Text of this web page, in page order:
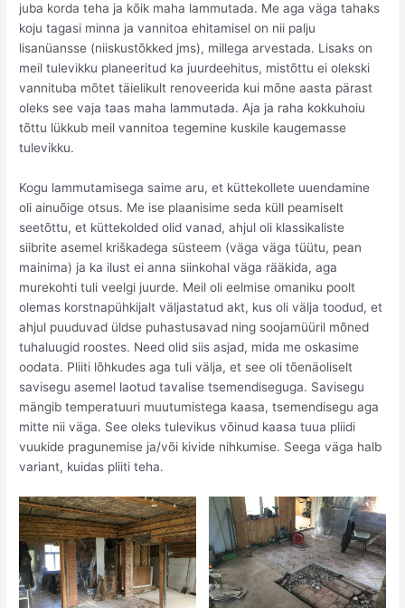
juba korda teha ja kõik maha lammutada. Me aga väga tahaks
koju tagasi minna ja vannitoa ehitamisel on nii palju
lisanüansse (niiskustõkked jms), millega arvestada. Lisaks on
meil tulevikku planeeritud ka juurdeehitus, mistõttu ei olekski
vannituba mõtet täielikult renoveerida kui mõne aasta pärast
oleks see vaja taas maha lammutada. Aja ja raha kokkuhoiu
tõttu lükkub meil vannitoa tegemine kuskile kaugemasse
tulevikku.
Kogu lammutamisega saime aru, et küttekollete uuendamine
oli ainuõige otsus. Me ise plaanisime seda küll peamiselt
seetõttu, et küttekolded olid vanad, ahjul oli klassikaliste
siibrite asemel kriškadega süsteem (väga väga tüütu, pean
mainima) ja ka ilust ei anna siinkohal väga rääkida, aga
murekohti tuli veelgi juurde. Meil oli eelmise omaniku poolt
olemas korstnapühkijalt väljastatud akt, kus oli välja toodud, et
ahjul puuduvad üldse puhastusavad ning soojamüüril mõned
tuhaluugid roostes. Need olid siis asjad, mida me oskasime
oodata. Pliiti lõhkudes aga tuli välja, et see oli tõenäoliselt
savisegu asemel laotud tavalise tsemendiseguga. Savisegu
mängib temperatuuri muutumistega kaasa, tsemendisegu aga
mitte nii väga. See oleks tulevikus võinud kaasa tuua pliidi
vuukide pragunemise ja/või kivide nihkumise. Seega väga halb
variant, kuidas pliiti teha.